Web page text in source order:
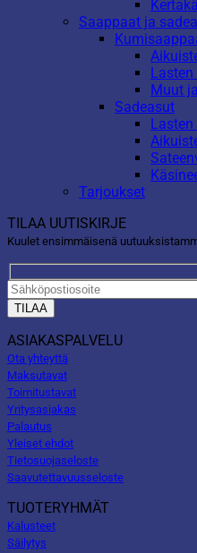
Saappaat ja
Muut
Sadeasut
Tarjoukset
TILAA UUTISKIRJE
Kuulet ensimmäisenä
ASIAKASPALVELU
Ota yhteyttä
Maksutavat
Toimitustavat
Yritysasiakas
Palautus
Yleiset ehdot
Tietosuojaseloste
Saavutettavuusseloste
TUOTERYHMÄT
Kalusteet
Säilytys